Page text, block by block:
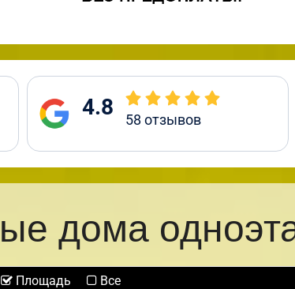
4.8 58 отзывов
дома
Площадь Все